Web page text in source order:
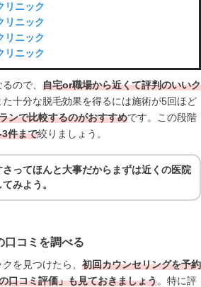
リニック
リニック
リニック
リニック
ので、 自宅or職場から近くて評判のいいク
た十分な脱毛効果を得るには施術が5回ほど
ンで比較するのがおすすめです。この段階
件まで絞りましょう。
さってほんと大事だからまずは近くの医院
みよう。
コミを調べる
を見つけたら、 初回カウンセリングを予約
口コミ評価」も見ておきましょう。特に評